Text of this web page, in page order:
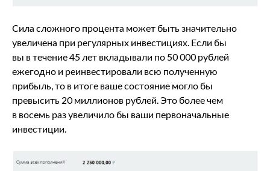
Сила сложного процента может быть значительно
увеличена при регулярных инвестициях. Если бы
вы в течение 45 лет вкладывали по 50 000 рублей
ежегодно и реинвестировали всю полученную
прибыль, то в итоге ваше состояние могло бы
превысить 20 миллионов рублей. Это более чем
в восемь раз увеличило бы ваши первоначальные
инвестиции.